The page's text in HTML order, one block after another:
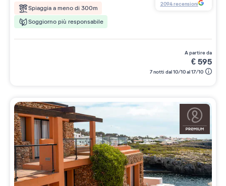
Spiaggia a meno di 300m
Soggiorno più responsabile
2094recensioni
a partire da
€595
7 notti dal 10/10 al 17/10